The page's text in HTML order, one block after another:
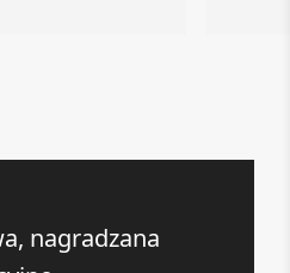
nagradzana